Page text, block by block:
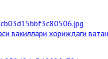
вакиллари хориждаги